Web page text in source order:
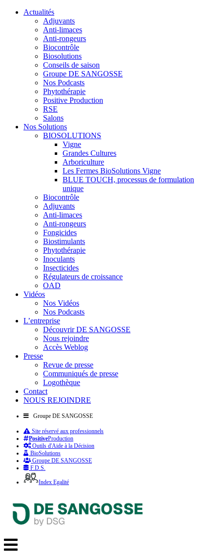
Actualités
Adjuvants
Anti-limaces
Anti-rongeurs
Biocontrôle
Biosolutions
Conseils de saison
Groupe DE SANGOSSE
Nos Podcasts
Phytothérapie
Positive Production
RSE
Salons
Nos Solutions
BIOSOLUTIONS
Vigne
Grandes Cultures
Arboriculture
Les Fermes BioSolutions Vigne
BLUE TOUCH, processus de formulation
unique
Biocontrôle
Adjuvants
Anti-limaces
Anti-rongeurs
Fongicides
Biostimulants
Phytothérapie
Inoculants
Insecticides
Régulateurs de croissance
OAD
Vidéos
Nos Vidéos
Nos Podcasts
L’entreprise
Découvrir DE SANGOSSE
Nous rejoindre
Accès Weblog
Presse
Revue de presse
Communiqués de presse
Logothèque
Contact
NOUS REJOINDRE
Groupe DE SANGOSSE
Site réservé aux professionnels
PositiveProduction
Outils d'Aide à la Décision
BioSolutions
Groupe DE SANGOSSE
F.D.S.
Index Egalité